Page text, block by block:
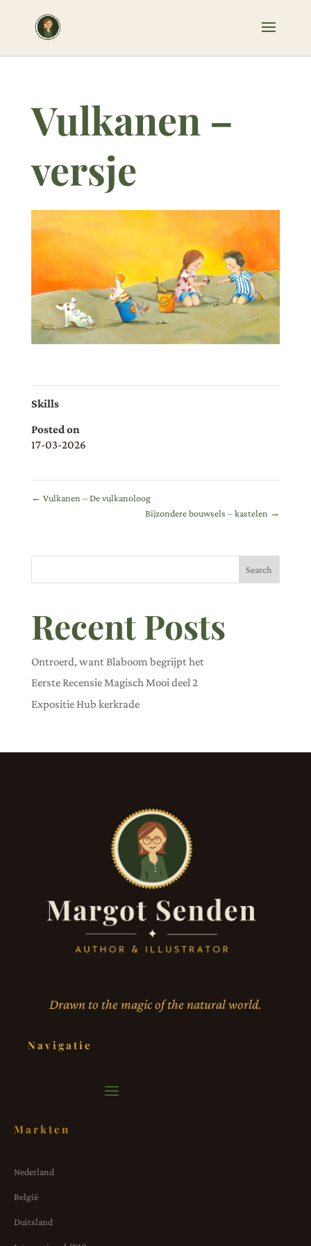
Vulkanen –
versje
Skills
Posted on
17-03-2026
← Vulkanen – De vulkanoloog
Bijzondere bouwsels – kastelen →
Search
Recent Posts
Ontroerd, want Blaboom begrijpt het
Eerste Recensie Magisch Mooi deel 2
Expositie Hub kerkrade
Drawn to the magic of the natural world.
Navigatie
Markten
Nederland
België
Duitsland